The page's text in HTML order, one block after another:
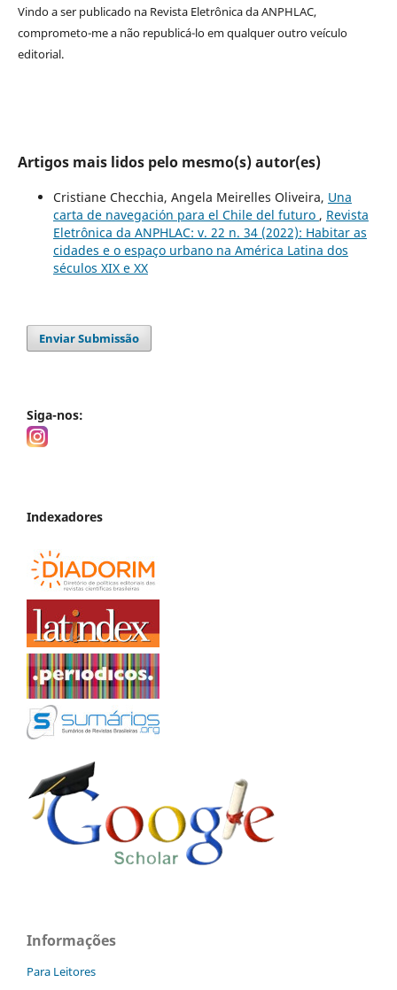
Vindo a ser publicado na Revista Eletrônica da ANPHLAC,
comprometo-me a não republicá-lo em qualquer outro veículo
editorial.
Artigos mais lidos pelo mesmo(s) autor(es)
Cristiane Checchia, Angela Meirelles Oliveira, Una
carta de navegación para el Chile del futuro , Revista
Eletrônica da ANPHLAC: v. 22 n. 34 (2022): Habitar as
cidades e o espaço urbano na América Latina dos
séculos XIX e XX
Enviar Submissão
Siga-nos:
Indexadores
Informações
Para Leitores